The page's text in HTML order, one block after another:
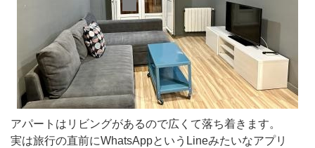
アパートはリビングがあるので広くて落ち着きます。
実は旅行の直前にWhatsAppというLineみたいなアプリ